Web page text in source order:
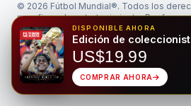
© 2026 Fútbol Mundial®. Todos los
para fines de entretenimiento. Por favor,
responsable.
Juego ResponsablePrivacidad
Hecho para el deporte rey • Bilingüe EN/ES
DISPONIBLE AHORA
Edición de
US$19.99
COMPRAR AHORA